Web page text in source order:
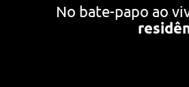
No bate-papo ao